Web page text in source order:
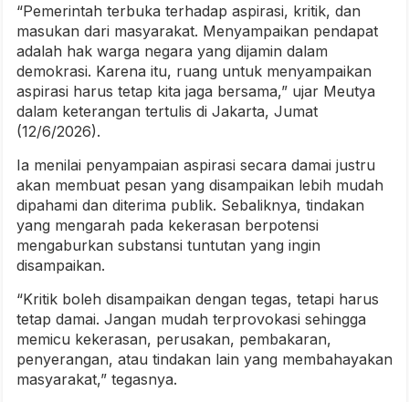
“Pemerintah terbuka terhadap aspirasi, kritik, dan
masukan dari masyarakat. Menyampaikan pendapat
adalah hak warga negara yang dijamin dalam
demokrasi. Karena itu, ruang untuk menyampaikan
aspirasi harus tetap kita jaga bersama,” ujar Meutya
dalam keterangan tertulis di Jakarta, Jumat
(12/6/2026).
Ia menilai penyampaian aspirasi secara damai justru
akan membuat pesan yang disampaikan lebih mudah
dipahami dan diterima publik. Sebaliknya, tindakan
yang mengarah pada kekerasan berpotensi
mengaburkan substansi tuntutan yang ingin
disampaikan.
“Kritik boleh disampaikan dengan tegas, tetapi harus
tetap damai. Jangan mudah terprovokasi sehingga
memicu kekerasan, perusakan, pembakaran,
penyerangan, atau tindakan lain yang membahayakan
masyarakat,” tegasnya.